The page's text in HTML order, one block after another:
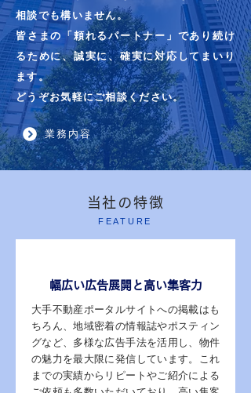
相談でも構いません。
皆さまの「頼れるパートナー」であり続け
るために、誠実に、確実に対応してまいり
ます。
どうぞお気軽にご相談ください。
業務内容
当社の特徴
FEATURE
幅広い広告展開と高い集客力
大手不動産ポータルサイトへの掲載はも
ちろん、地域密着の情報誌やポスティン
グなど、多様な広告手法を活用し、物件
の魅力を最大限に発信しています。これ
までの実績からリピートやご紹介による